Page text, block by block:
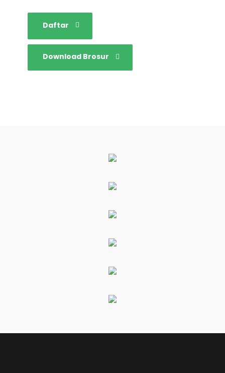
Daftar
Download Brosur